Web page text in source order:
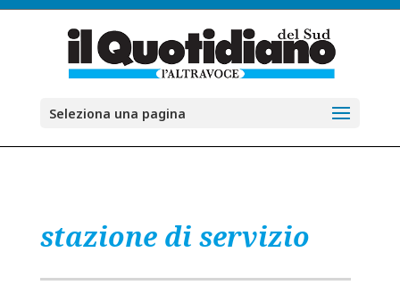
Seleziona una pagina
stazione di servizio